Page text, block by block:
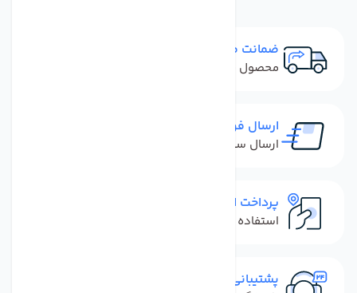
ضمانت مرجوعی
محصول نباید آسیب دیده باشد
ارسال فوری
ارسال سفارش در کمترین زمان ممکن
پرداخت امن
استفاده از روش‌های پرداخت امن
پشتیبانی سریع